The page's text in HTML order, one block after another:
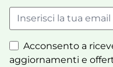
Acconsento a
aggiornamenti e